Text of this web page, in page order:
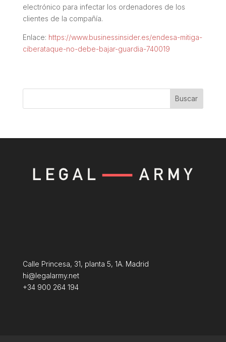
electrónico para infectar los ordenadores de los
clientes de la compañía.
Enlace: https://www.businessinsider.es/endesa-mitiga-
ciberataque-no-debe-bajar-guardia-740019
Buscar
Calle Princesa, 31, planta 5, 1A. Madrid
hi@legalarmy.net
+34 900 264 194